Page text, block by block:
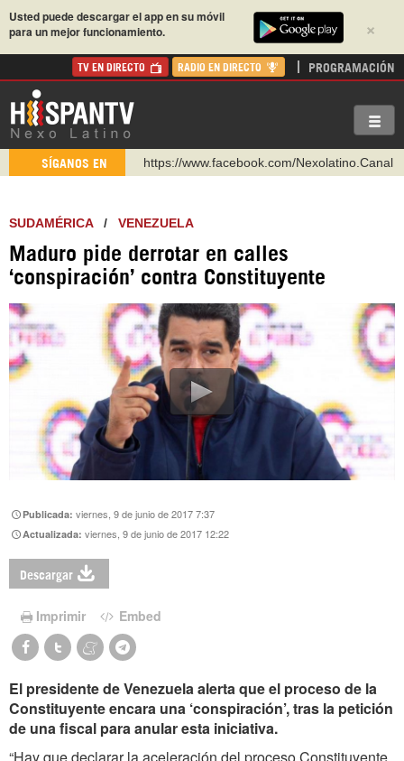
×
Usted puede descargar el app en su móvil
para un mejor funcionamiento.
TV EN DIRECTO RADIO EN DIRECTO PROGRAMACIÓN
SÍGANOS EN
https://www.facebook.com/Nexolatino.Canal
http://twitter.com/nexo_latino
https://t.me/hispantvcanal
https://urmedium.com/c/hispantv
Instagram como: hispan_tv
SUDAMÉRICA/ VENEZUELA
Maduro pide derrotar en calles
‘conspiración’ contra Constituyente
Publicada:viernes, 9 de junio de 2017 7:37
Actualizada:viernes, 9 de junio de 2017 12:22
Descargar
Imprimir Embed
El presidente de Venezuela alerta que el proceso de la
Constituyente encara una ‘conspiración’, tras la petición
de una fiscal para anular esta iniciativa.
“Hay que declarar la aceleración del proceso Constituyente